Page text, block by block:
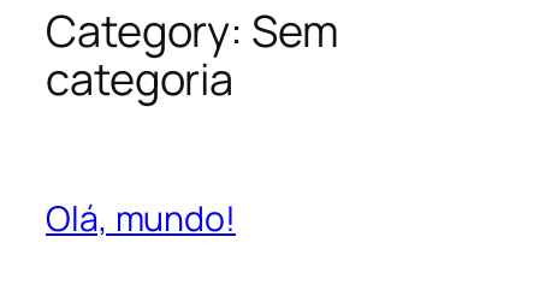
Category: Sem
categoria
Olá, mundo!